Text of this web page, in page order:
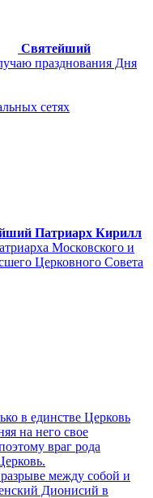
Святейший
празднования Дня
сетях
Патриарх Кирилл
Московского и
Церковного Совета
в единстве Церковь
на него свое
враг рода
между собой и
Дионисий в